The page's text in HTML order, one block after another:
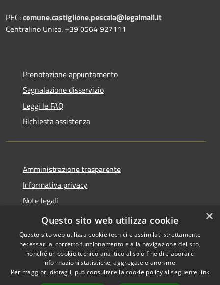
PEC:comune.castiglione.pescaia@legalmail.it
Centralino Unico: +39 0564 927111
Prenotazione appuntamento
Segnalazione disservizio
Leggi le FAQ
Richiesta assistenza
Amministrazione trasparente
Informativa privacy
Note legali
Dichiarazione di accessibilità
Accessibilità
Copyright © 2026 • Comune di
Castiglione della Pescaia •
×
Questo sito web utilizza cookie
Questo sito web utilizza cookie tecnici e assimilati strettamente
necessari al corretto funzionamento e alla navigazione del sito,
nonché un cookie tecnico analitico al solo fine di elaborare
informazioni statistiche, aggregate e anonime.
Per maggiori dettagli, può consultare la cookie policy al seguente link